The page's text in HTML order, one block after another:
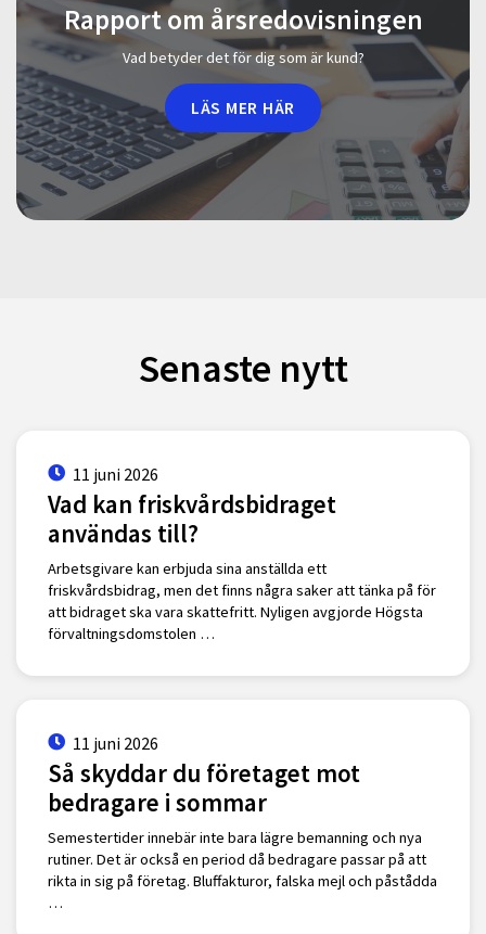
Rapport om årsredovisningen
Vad betyder det för dig som är kund?
LÄS MER HÄR
Senaste nytt
11 juni 2026
Vad kan friskvårdsbidraget
användas till?
Arbetsgivare kan erbjuda sina anställda ett
friskvårdsbidrag, men det finns några saker att tänka på för
att bidraget ska vara skattefritt. Nyligen avgjorde Högsta
förvaltningsdomstolen …
11 juni 2026
Så skyddar du företaget mot
bedragare i sommar
Semestertider innebär inte bara lägre bemanning och nya
rutiner. Det är också en period då bedragare passar på att
rikta in sig på företag. Bluffakturor, falska mejl och påstådda
…